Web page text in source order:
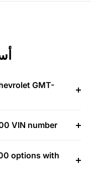
GMT-
VIN number
options with